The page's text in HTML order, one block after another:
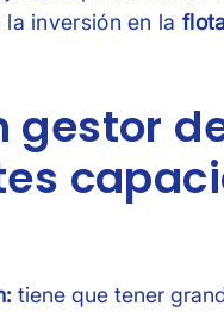
inversión en la
gestor
tiene que tener